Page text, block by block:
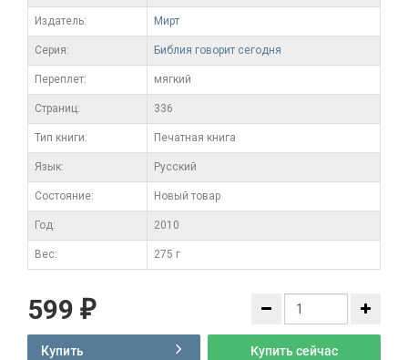
Издатель: Мирт
Серия: Библия говорит сегодня
Переплет: мягкий
Cтраниц: 336
Тип книги: Печатная книга
Язык: Русский
Состояние: Новый товар
Год: 2010
Вес: 275 г
599 ₽
Купить Купить сейчас